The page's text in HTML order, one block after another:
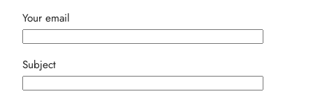
Your email
Subject